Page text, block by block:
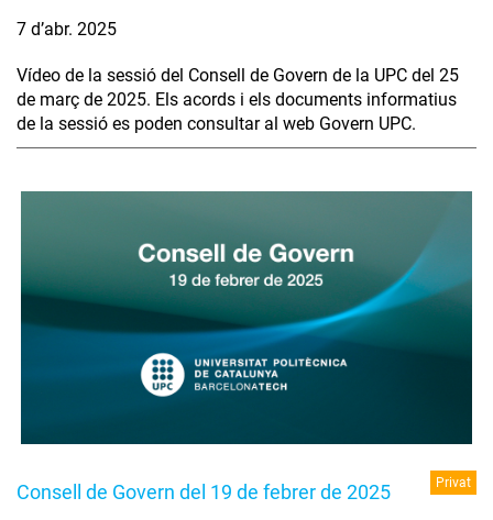
7 d’abr. 2025
Vídeo de la sessió del Consell de Govern de la UPC del 25
de març de 2025. Els acords i els documents informatius
de la sessió es poden consultar al web Govern UPC.
Consell de Govern del 19 de febrer de 2025 Privat